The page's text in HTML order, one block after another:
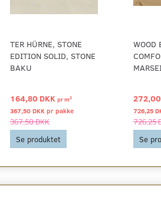
TER HÜRNE, STONE
EDITION SOLID, STONE
BAKU
164,80 DKK prm2
367,50 DKK pr pakke
367,50 DKK
Se produktet
WOOD
726,25
726,25
Se